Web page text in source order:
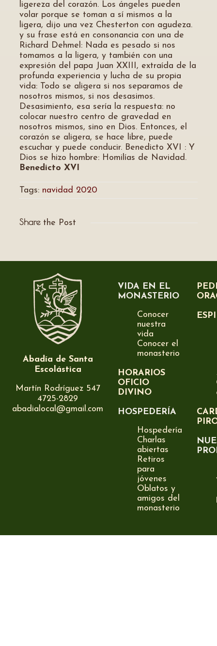
ligereza del corazón. Los ángeles pueden
volar porque se toman a sí mismos a la
ligera, dijo una vez Chesterton con agudeza.
y su frase está en consonancia con una de
Richard Dehmel: Nada es pesado si nos
tomamos a la ligera, y también con una
expresión del papa Juan XXIII, extraída de la
profunda experiencia y lucha de su propia
vida: Todo se aligera si nos separamos de
nosotros mismos, si nos desasimos.
Desasimiento, esa sería la respuesta: no
colocar nuestro centro de gravedad en
nosotros mismos, sino en Dios. Entonces, el
corazón se aligera, se hace libre, puede
escuchar y puede conducir. Benedicto XVI : Y
Dios se hizo hombre: Homilías de Navidad.
Benedicto XVI
Tags: navidad 2020
Sharethe Post
Abadía de Santa
Escolástica
Martín Rodríguez 547
4725-2829
abadialocal@gmail.com
VIDA EN EL
MONASTERIO
Conocer
nuestra
vida
Conocer el
monasterio
HORARIOS
OFICIO
DIVINO
HOSPEDERÍA
Hospedería
Charlas
abiertas
Retiros
para
jóvenes
Oblatos y
amigos del
monasterio